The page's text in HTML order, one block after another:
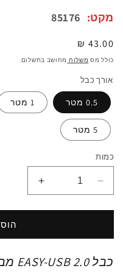
מקט: 85176
מחיר
רגיל
43.00 ₪
כולל מס משלוח מחושב בתשלום.
אורך כבל
0.5 מטר 1 מטר
5 מטר
כמות
הפחתת
כמות
ל
Delock
USB-
הגדלת
כמות
ל
Delock
USB-